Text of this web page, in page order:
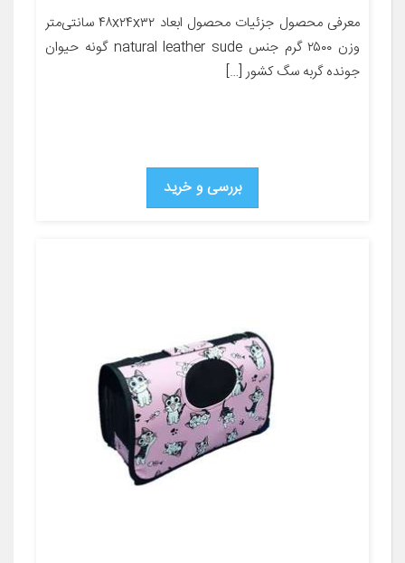
معرفی محصول جزئیات محصول ابعاد ۴۸x۲۴x۳۲ سانتی‌متر
وزن ۲۵۰۰ گرم جنس natural leather sude گونه حیوان
جونده گربه سگ کشور […]
بررسی و خرید